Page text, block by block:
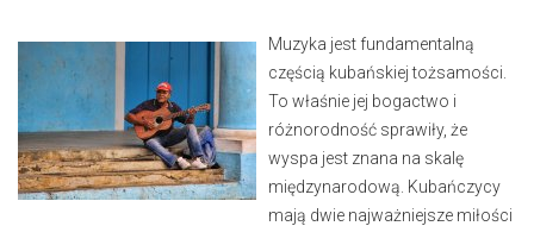
Muzyka jest fundamentalną
częścią kubańskiej tożsamości.
To właśnie jej bogactwo i
różnorodność sprawiły, że
wyspa jest znana na skalę
międzynarodową. Kubańczycy
mają dwie najważniejsze miłości